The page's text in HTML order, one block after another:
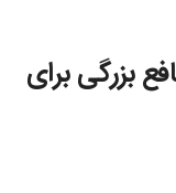
بزرگی برای